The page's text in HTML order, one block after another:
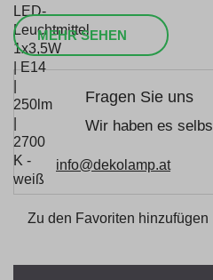
MEHR SEHEN
Fragen Sie uns
Wir haben es
info@dekolamp.at
Zu den Favoriten hinzufügen